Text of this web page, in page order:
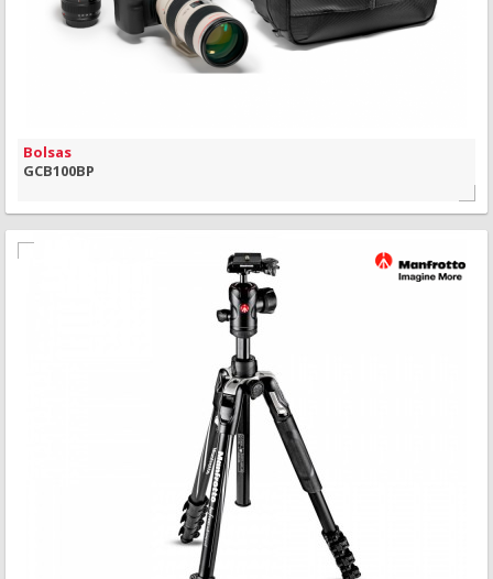
Bolsas
GCB100BP
MAIS INFORMAÇÃO
VISÃO RÁPIDA